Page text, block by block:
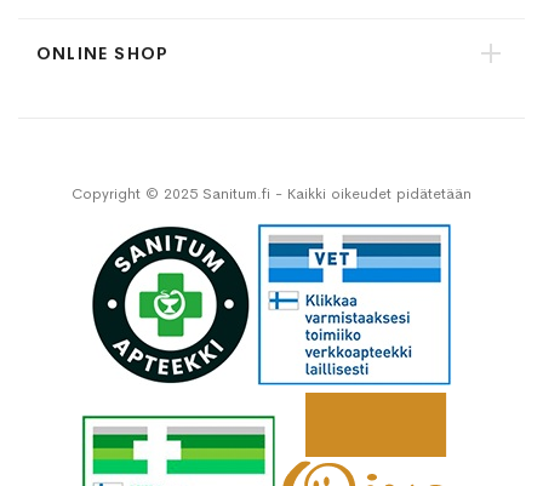
ONLINE SHOP
Copyright © 2025 Sanitum.fi - Kaikki oikeudet pidätetään